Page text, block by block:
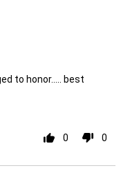
to honor..... best
0 0